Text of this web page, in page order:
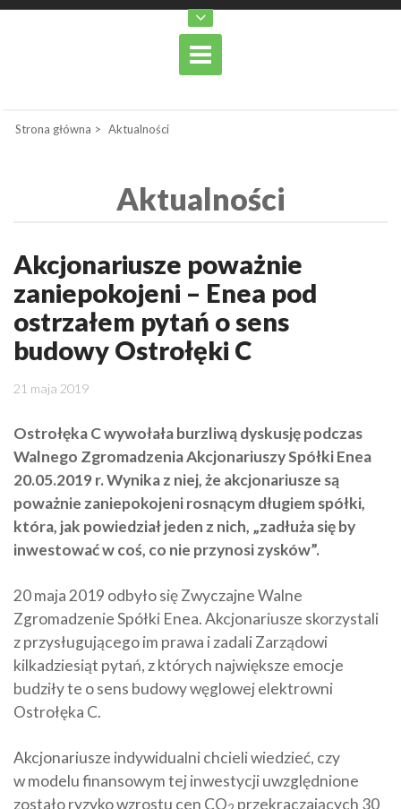
Strona główna > Aktualności
Aktualności
Akcjonariusze poważnie
zaniepokojeni – Enea pod
ostrzałem pytań o sens
budowy Ostrołęki C
21 maja 2019
Ostrołęka C wywołała burzliwą dyskusję podczas
Walnego Zgromadzenia Akcjonariuszy Spółki Enea
20.05.2019 r. Wynika z niej, że akcjonariusze są
poważnie zaniepokojeni rosnącym długiem spółki,
która, jak powiedział jeden z nich, „zadłuża się by
inwestować w coś, co nie przynosi zysków”.
20 maja 2019 odbyło się Zwyczajne Walne
Zgromadzenie Spółki Enea. Akcjonariusze skorzystali
z przysługującego im prawa i zadali Zarządowi
kilkadziesiąt pytań, z których największe emocje
budziły te o sens budowy węglowej elektrowni
Ostrołęka C.
Akcjonariusze indywidualni chcieli wiedzieć, czy
w modelu finansowym tej inwestycji uwzględnione
zostało ryzyko wzrostu cen CO
przekraczających 30